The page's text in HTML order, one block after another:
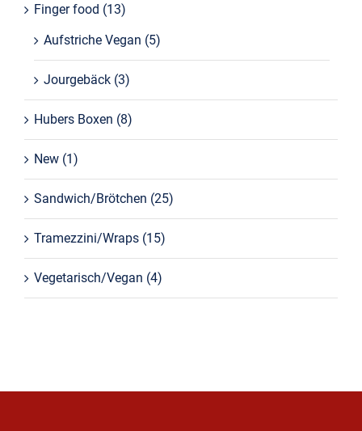
Finger food (13)
Aufstriche Vegan (5)
Jourgebäck (3)
Hubers Boxen (8)
New (1)
Sandwich/Brötchen (25)
Tramezzini/Wraps (15)
Vegetarisch/Vegan (4)